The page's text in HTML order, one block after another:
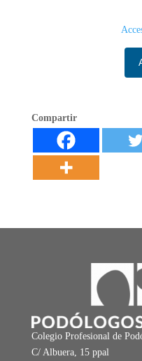
Compartir
Colegio Profesional de
C/ Albuera, 15 ppal